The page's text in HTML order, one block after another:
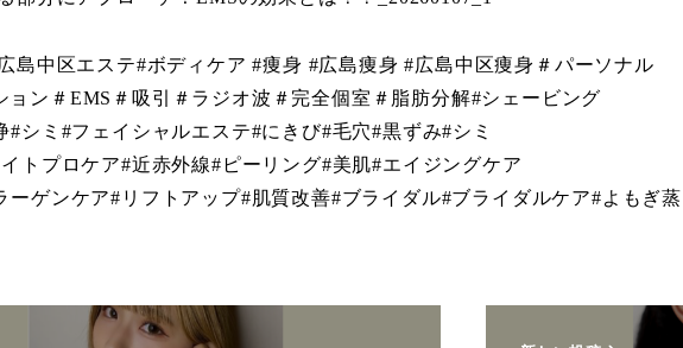
島中区エステ#ボディケア #痩身 #広島痩身 #広島中区痩身＃パーソナル
ョン＃EMS＃吸引＃ラジオ波＃完全個室＃脂肪分解#シェービング
#シミ#フェイシャルエステ#にきび#毛穴#黒ずみ#シミ
トプロケア#近赤外線#ピーリング#美肌#エイジングケア
ーゲンケア#リフトアップ#肌質改善#ブライダル#ブライダルケア#よもぎ